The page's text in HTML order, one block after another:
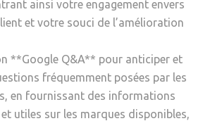
ainsi votre engagement envers
et votre souci de l’amélioration
**Google Q&A** pour anticiper et
fréquemment posées par les
en fournissant des informations
utiles sur les marques disponibles,